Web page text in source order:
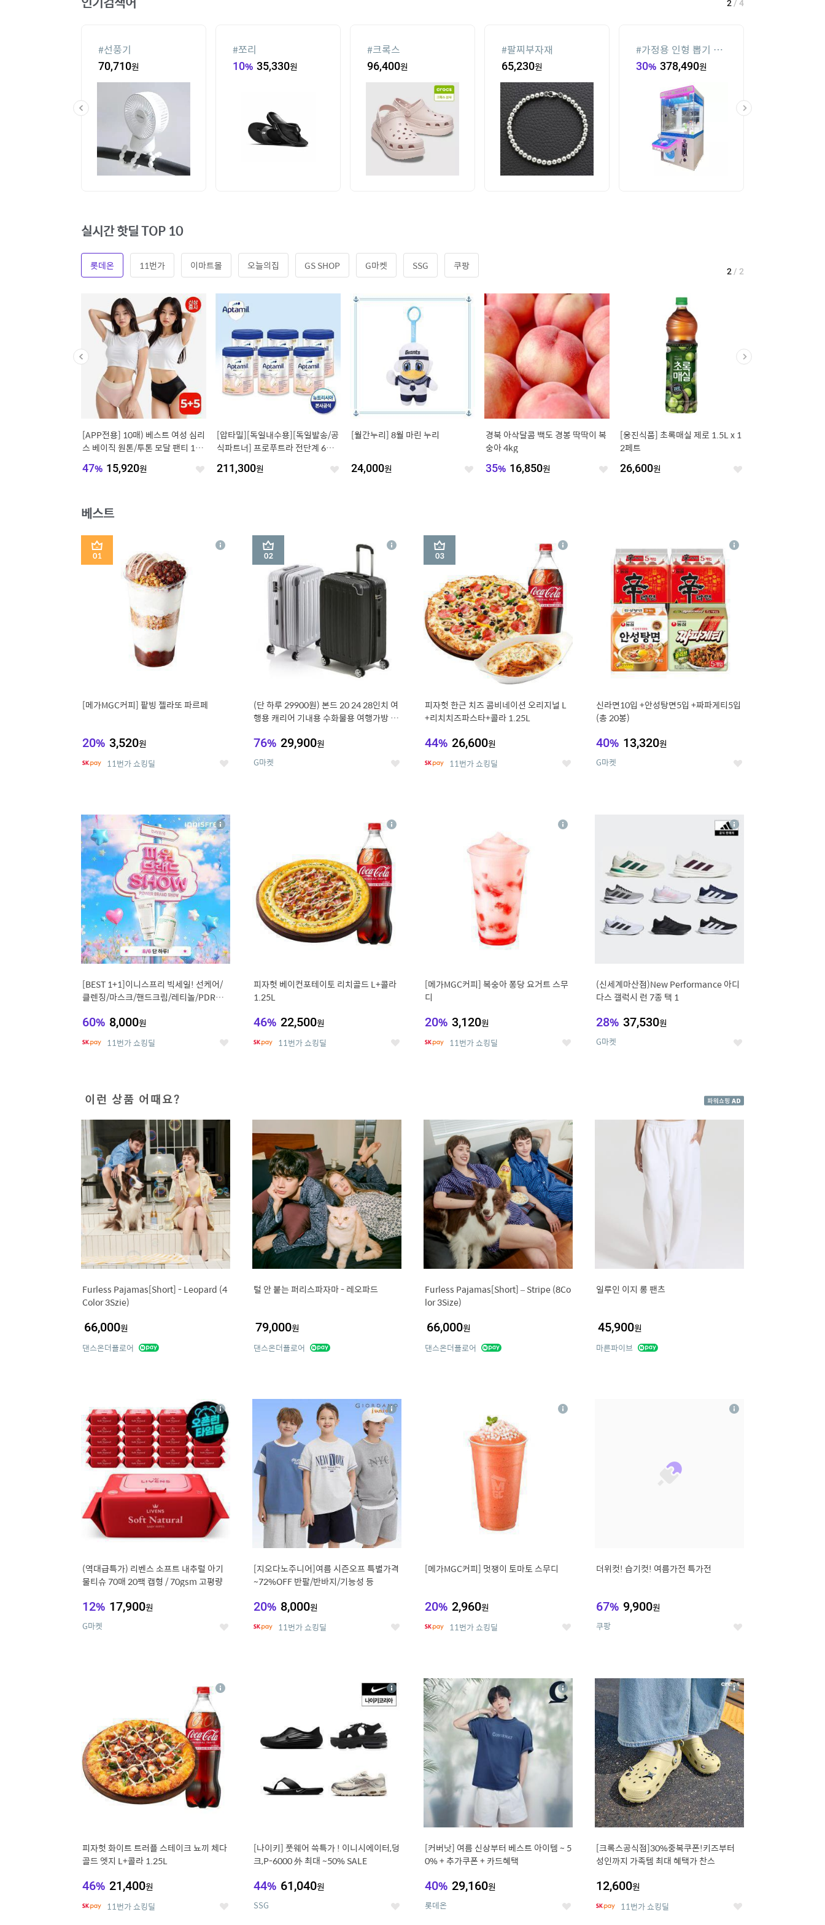
#선풍기
70,710원
#쪼리
10% 35,330원
#크록스
96,400원
#팔찌부자재
65,230원
#가정용 인형 뽑기 기
계
30% 378,490원
2 / 4
실시간 핫딜 TOP 10
롯데온 11번가 이마트몰 오늘의집 GS SHOP G마켓 SSG 쿠팡
좋
[APP전용] 10매) 베스트 여성 심리
스 베이직 원톤/투톤 모달 팬티 1+1
47% 15,920원 좋
[압타밀][독일내수용][독일발송/공
식파트너] 프로푸트라 전단계 6통/
211,300원 좋
[월간누리] 8월 마린 누리
24,000원 좋
경북 아삭달콤 백도 경봉 딱딱이 복
숭아 4kg
35% 16,850원 좋
[웅진식품] 초록매실 제로 1.5L x 1
2페트
26,600원 좋
2 / 2
베스트
1
[메가MGC커피] 팥빙 젤라또 파르페
20% 3,520원
11번가 쇼킹딜 좋
상
2
(단 하루 29900원) 본드 20 24 28인치 여
행용 캐리어 기내용 수화물용 여행가방 케
76% 29,900원
G마켓 좋
상
3
피자헛 한근 치즈 콤비네이션 오리지널 L
+리치치즈파스타+콜라 1.25L
44% 26,600원
11번가 쇼킹딜 좋
상
신라면10입 +안성탕면5입 +짜파게티5입
(총 20봉)
40% 13,320원
G마켓 좋
상
5
[BEST 1+1]이니스프리 빅세일! 선케어/
클렌징/마스크/핸드크림/레티놀/PDRN/
60% 8,000원
11번가 쇼킹딜 좋
상
세
피자헛 베이컨포테이토 리치골드 L+콜라
1.25L
46% 22,500원
11번가 쇼킹딜 좋
상
[메가MGC커피] 복숭아 퐁당 요거트 스무
디
20% 3,120원
11번가 쇼킹딜 좋
상
(신세계마산점)New Performance 아디
다스 갤럭시 런 7종 택 1
28% 37,530원
G마켓 좋
상
세
이런 상품 어때요?
Furless Pajamas[Short] - Leopard (4
Color 3Szie)
66,000원
댄스온더플로어
털 안 붙는 퍼리스파자마 - 레오파드
79,000원
댄스온더플로어
Furless Pajamas[Short] – Stripe (8Co
lor 3Size)
66,000원
댄스온더플로어
일루인 이지 롱 팬츠
45,900원
마른파이브
(역대급특가) 리벤스 소프트 내추럴 아기
물티슈 70매 20팩 캡형 / 70gsm 고평량
12% 17,900원
G마켓 좋
상
세
10
[지오다노주니어]여름 시즌오프 특별가격
~72%OFF 반팔/반바지/기능성 등
20% 8,000원
11번가 쇼킹딜 좋
상
세
[메가MGC커피] 멋쟁이 토마토 스무디
20% 2,960원
11번가 쇼킹딜 좋
상
더위컷! 습기컷! 여름가전 특가전
67% 9,900원
쿠팡 좋
상
피자헛 화이트 트러플 스테이크 뇨끼 체다
골드 엣지 L+콜라 1.25L
46% 21,400원
11번가 쇼킹딜 좋
상
[나이키] 풋웨어 쓱특가 ! 이니시에이터,덩
크,P-6000 外 최대 ~50% SALE
44% 61,040원
SSG 좋
상
세
15
[커버낫] 여름 신상부터 베스트 아이템 ~ 5
0% + 추가쿠폰 + 카드혜택
40% 29,160원
롯데온 좋
상
세
16
[크록스공식점]30%중복쿠폰!키즈부터
성인까지 가족템 최대 혜택가 찬스
12,600원
11번가 쇼킹딜 좋
상
세